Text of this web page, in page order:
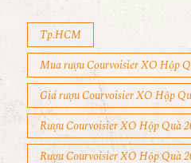
Tp.HCM
Mua rượu Courvoisier XO Hộp
Giá rượu Courvoisier XO Hộp
Rượu Courvoisier XO Hộp Quà
Rượu Courvoisier XO Hộp Quà